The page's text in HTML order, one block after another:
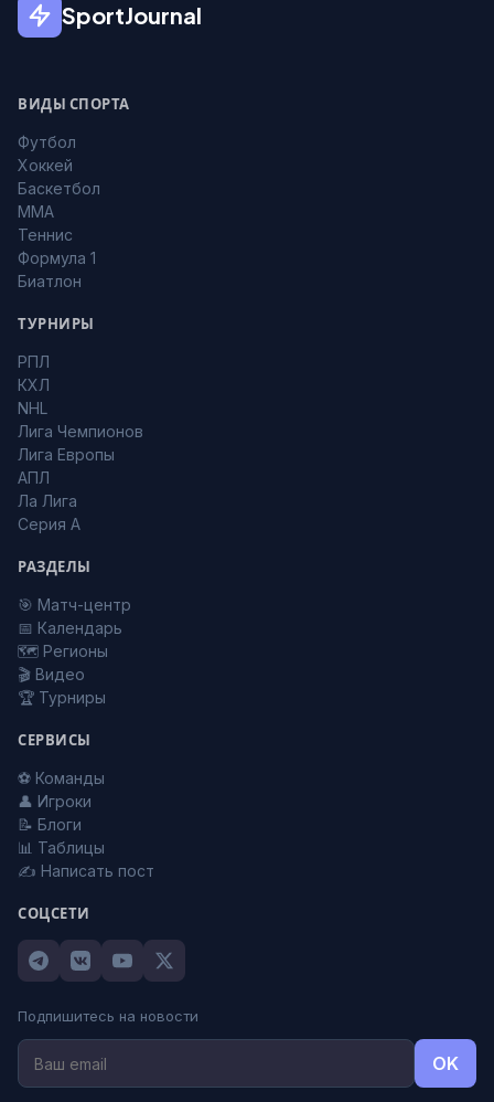
SportJournal
ВИДЫ СПОРТА
Футбол
Хоккей
Баскетбол
MMA
Теннис
Формула 1
Биатлон
ТУРНИРЫ
РПЛ
КХЛ
NHL
Лига Чемпионов
Лига Европы
АПЛ
Ла Лига
Серия А
РАЗДЕЛЫ
🎯 Матч-центр
📅 Календарь
🗺️ Регионы
🎬 Видео
🏆 Турниры
СЕРВИСЫ
⚽ Команды
👤 Игроки
📝 Блоги
📊 Таблицы
✍️ Написать пост
СОЦСЕТИ
Подпишитесь на новости
OK